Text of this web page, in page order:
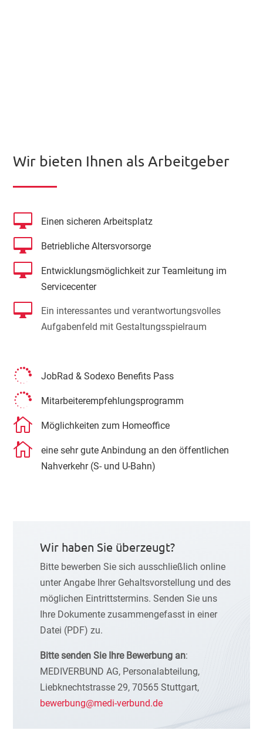
Wir bieten Ihnen als Arbeitgeber
 Einen sicheren Arbeitsplatz
 Betriebliche Altersvorsorge

Entwicklungsmöglichkeit zur Teamleitung im
Servicecenter

Ein interessantes und verantwortungsvolles
Aufgabenfeld mit Gestaltungsspielraum
 JobRad & Sodexo Benefits Pass
 Mitarbeiterempfehlungsprogramm
 Möglichkeiten zum Homeoffice

eine sehr gute Anbindung an den öffentlichen
Nahverkehr (S- und U-Bahn)
Wir haben Sie überzeugt?
Bitte bewerben Sie sich ausschließlich online
unter Angabe Ihrer Gehaltsvorstellung und des
möglichen Eintrittstermins. Senden Sie uns
Ihre Dokumente zusammengefasst in einer
Datei (PDF) zu.
Bitte senden Sie Ihre Bewerbung an:
MEDIVERBUND AG, Personalabteilung,
Liebknechtstrasse 29, 70565 Stuttgart,
bewerbung@medi-verbund.de